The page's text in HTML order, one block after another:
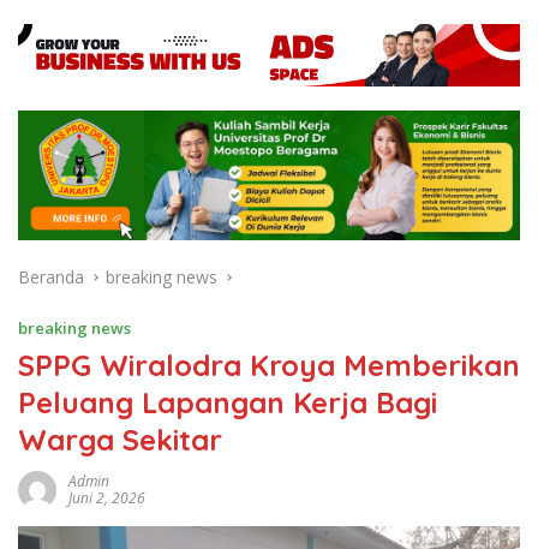
Beranda breaking news
breaking news
SPPG Wiralodra Kroya Memberikan
Peluang Lapangan Kerja Bagi
Warga Sekitar
Admin
Juni 2, 2026